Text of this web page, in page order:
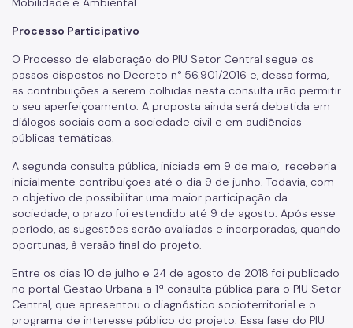
Processo Participativo
O Processo de elaboração do PIU Setor Central segue os
passos dispostos no Decreto n° 56.901/2016 e, dessa forma,
as contribuições a serem colhidas nesta consulta irão permitir
o seu aperfeiçoamento. A proposta ainda será debatida em
diálogos sociais com a sociedade civil e em audiências
públicas temáticas.
A segunda consulta pública, iniciada em 9 de maio, receberia
inicialmente contribuições até o dia 9 de junho. Todavia, com
o objetivo de possibilitar uma maior participação da
sociedade, o prazo foi estendido até 9 de agosto. Após esse
período, as sugestões serão avaliadas e incorporadas, quando
oportunas, à versão final do projeto.
Entre os dias 10 de julho e 24 de agosto de 2018 foi publicado
no portal Gestão Urbana a 1ª consulta pública para o PIU Setor
Central, que apresentou o diagnóstico socioterritorial e o
programa de interesse público do projeto. Essa fase do PIU